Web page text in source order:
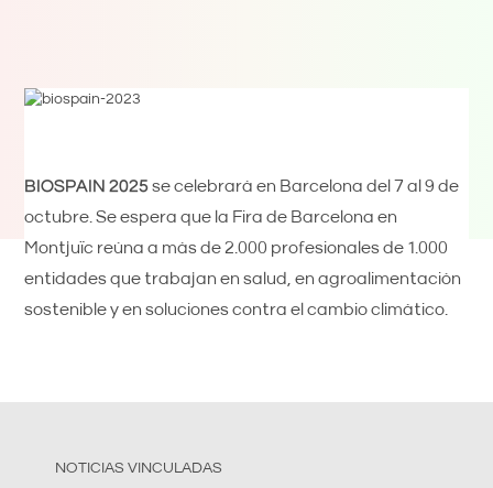
BIOSPAIN 2025se celebrará en Barcelona del 7 al 9 de
octubre. Se espera que la Fira de Barcelona en
Montjuïc reúna a más de 2.000 profesionales de 1.000
entidades que trabajan en salud, en agroalimentación
sostenible y en soluciones contra el cambio climático.
NOTICIAS VINCULADAS